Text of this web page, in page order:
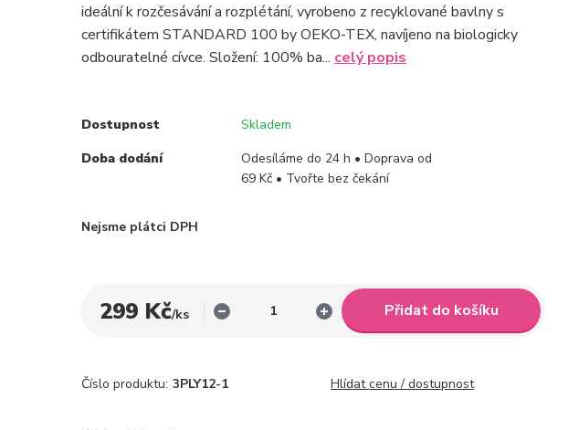
ideální k rozčesávání a rozplétání, vyrobeno z recyklované bavlny s
certifikátem STANDARD 100 by OEKO-TEX, navíjeno na biologicky
odbouratelné cívce. Složení: 100% ba... celý popis
Dostupnost
Skladem
Doba dodání
Odesíláme do 24 h • Doprava od
69 Kč • Tvořte bez čekání
Nejsme plátci DPH
299 Kč/ks Přidat do košíku
Číslo produktu: 3PLY12-1 Hlídat cenu / dostupnost